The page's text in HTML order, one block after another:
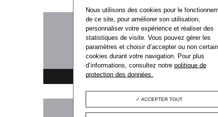
PLAN DE LA VILLE
Nous utilisons des cookies pour le
de ce site, pour améliorer son utilisation,
personnaliser votre expérience et réaliser des
statistiques de visite. Vous pouvez gérer les
paramètres et choisir d’accepter ou non
cookies durant votre navigation. Pour plus
d’informations, consultez notrepolitique de
protection des données.
ACCEPTER TOUT